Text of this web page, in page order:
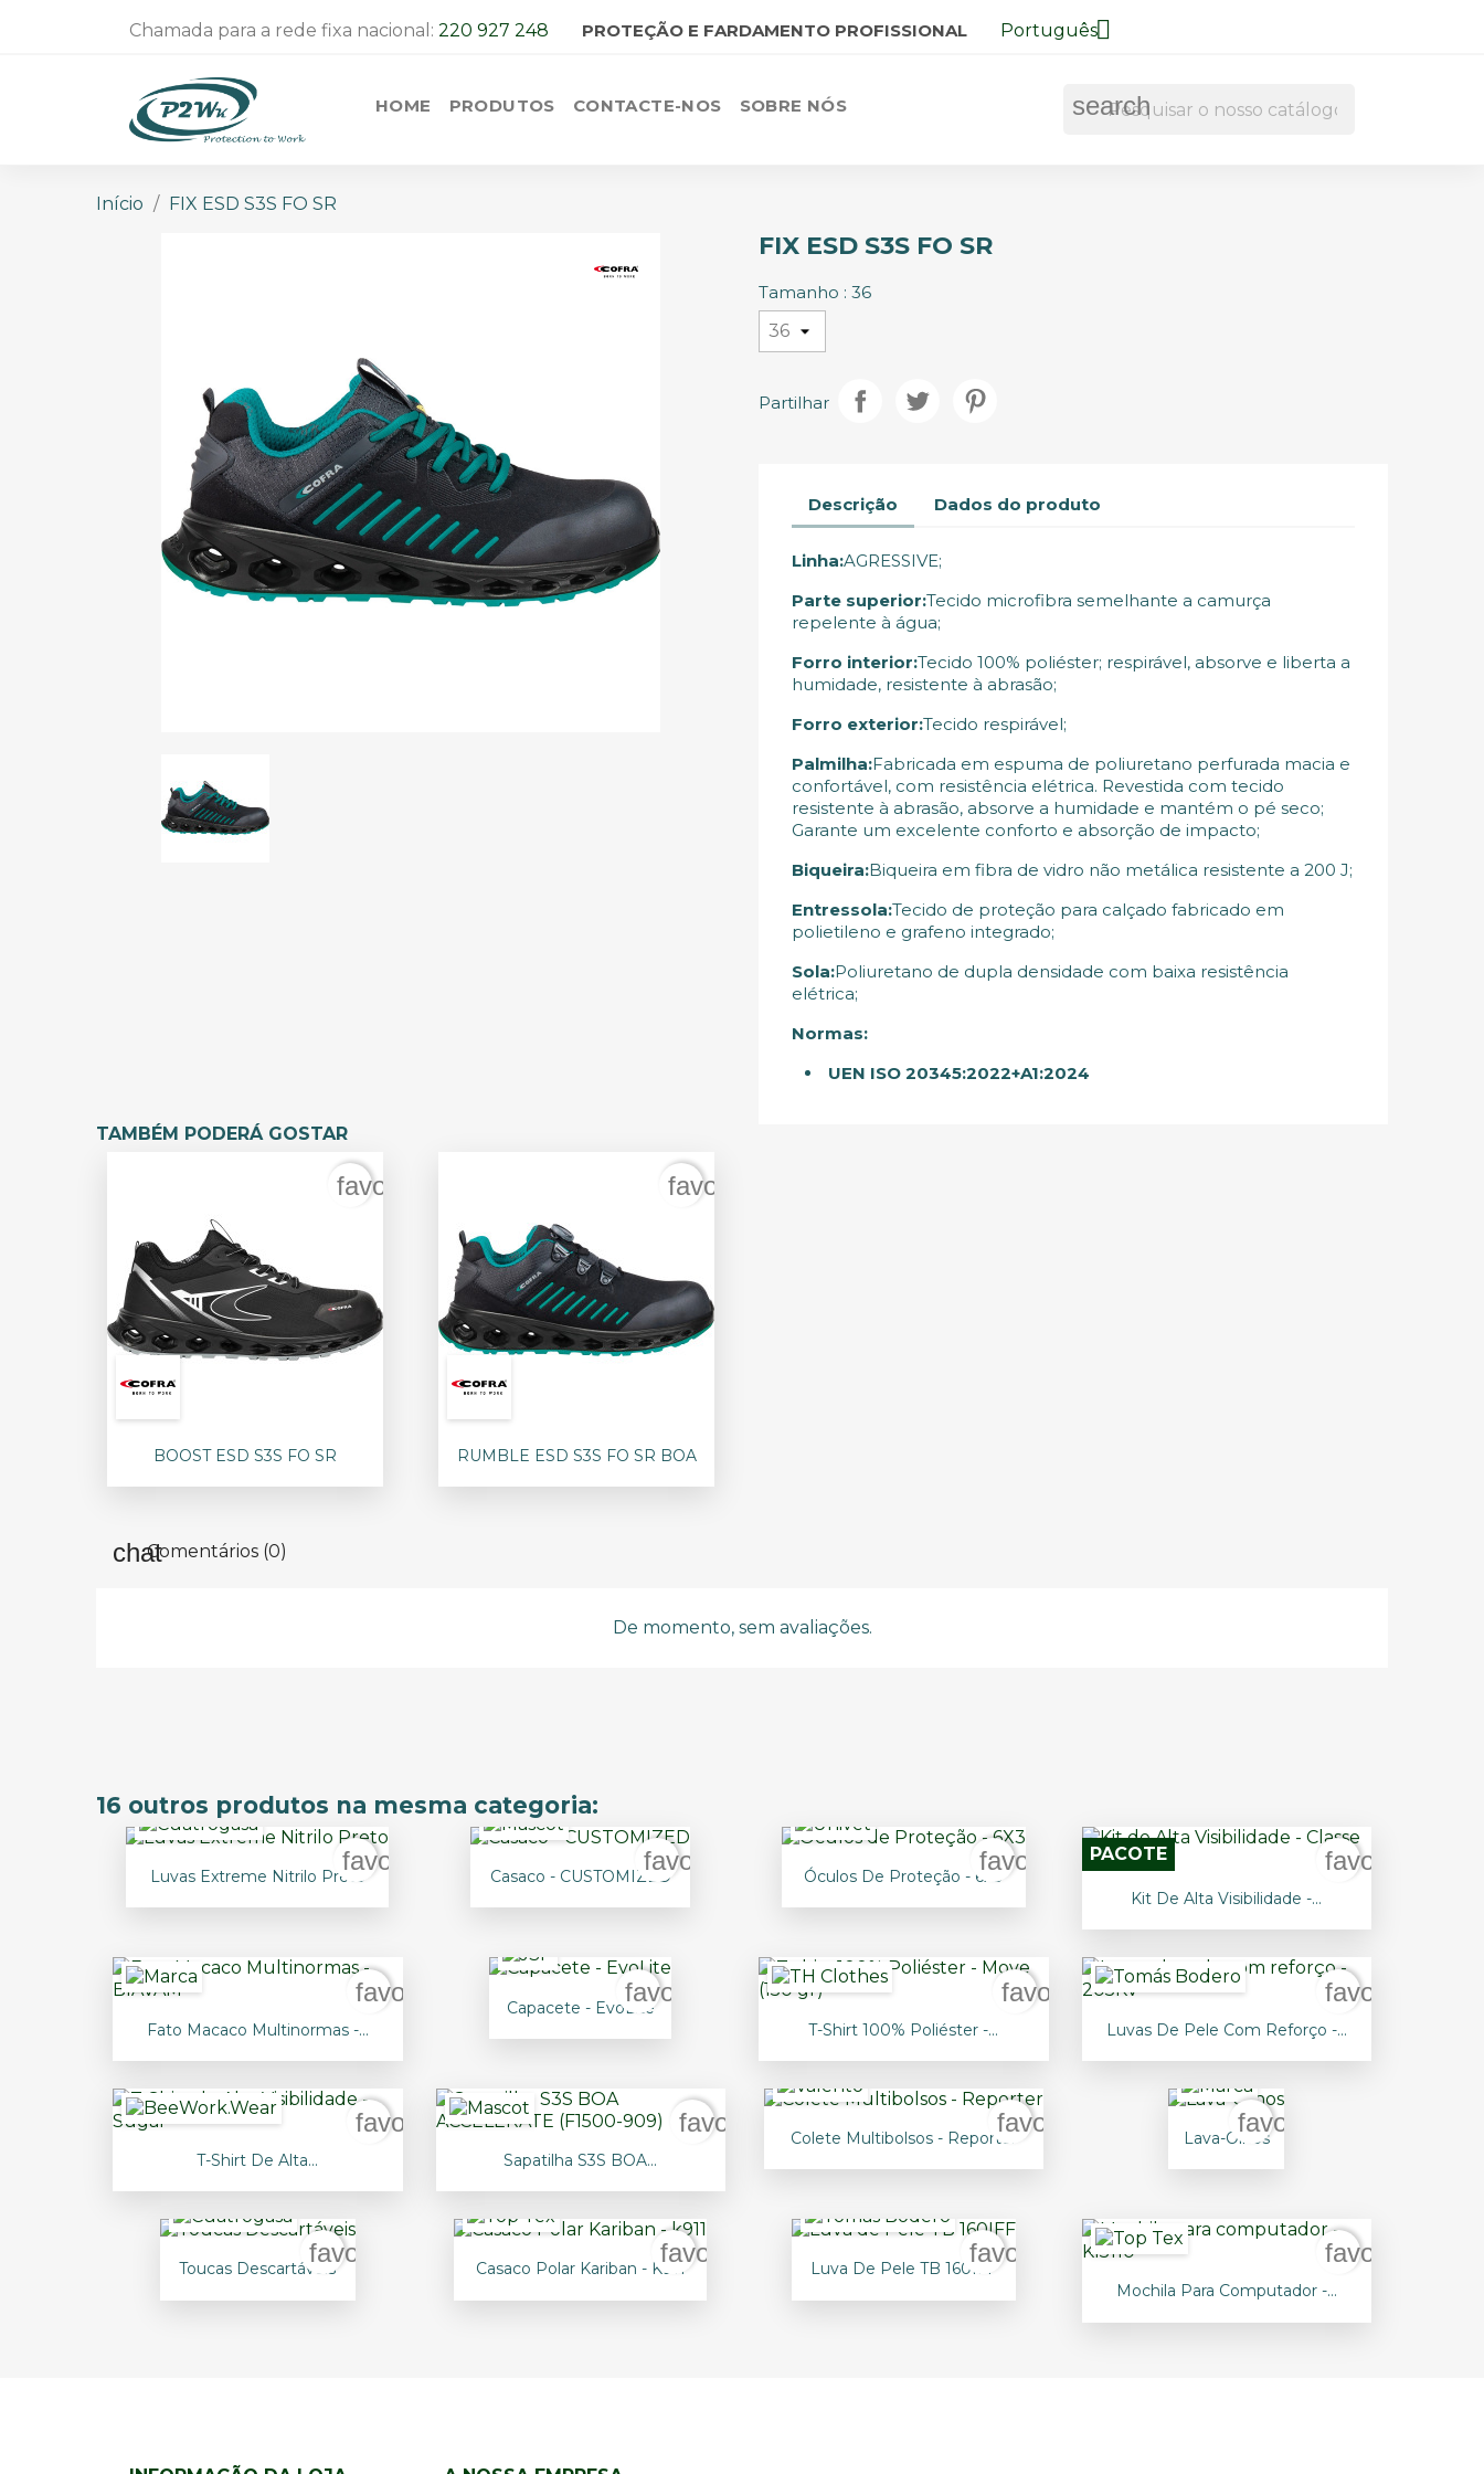
Chamada para a rede fixa nacional: 220 927 248 PROTEÇÃO E FARDAMENTO PROFISSIONAL Português
HOME PRODUTOS CONTACTE-NOS SOBRE NÓS search
Início FIX ESD S3S FO SR
FIX ESD S3S FO SR
Tamanho : 36
Partilhar
Descrição Dados do produto
Linha:AGRESSIVE;
Parte superior:Tecido microfibra semelhante a camurça
repelente à água;
Forro interior:Tecido 100% poliéster; respirável, absorve e liberta a
humidade, resistente à abrasão;
Forro exterior:Tecido respirável;
Palmilha:Fabricada em espuma de poliuretano perfurada macia e
confortável, com resistência elétrica. Revestida com tecido
resistente à abrasão, absorve a humidade e mantém o pé seco;
Garante um excelente conforto e absorção de impacto;
Biqueira:Biqueira em fibra de vidro não metálica resistente a 200 J;
Entressola:Tecido de proteção para calçado fabricado em
polietileno e grafeno integrado;
Sola:Poliuretano de dupla densidade com baixa resistência
elétrica;
Normas:
UEN ISO 20345:2022+A1:2024
TAMBÉM PODERÁ GOSTAR
 Vista rápida
BOOST ESD S3S FO SR
favorite_border
 Vista rápida
RUMBLE ESD S3S FO SR BOA
favorite_border
Comentários (0)
De momento, sem avaliações.
16 outros produtos na mesma categoria:
 Vista rápida
Luvas Extreme Nitrilo Preto
favorite_border  Vista rápida
+3
Casaco - CUSTOMIZED
favorite_border  Vista rápida
Óculos De Proteção - 6X3
favorite_border
 Vista rápida
Kit De Alta Visibilidade -...
PACOTE
 Vista rápida
Fato Macaco Multinormas -...
favorite_border Vista rápida
Capacete - EvoLite
favorite_border
 Vista rápida
+5
T-Shirt 100% Poliéster -...
favorite_border
 Vista rápida
Luvas De Pele Com Reforço -...
 Vista rápida
T-Shirt De Alta...
favorite_border
 Vista rápida
Sapatilha S3S BOA...
favorite_border  Vista rápida
Colete Multibolsos - Reporter
favorite_border  Vista
Lava-Olhos
favorite_border
 Vista rápida
Toucas Descartáveis
favorite_border  Vista rápida
Casaco Polar Kariban - K911
favorite_border  Vista rápida
Luva De Pele TB 160IFF
favorite_border

Vista rápida
Mochila Para Computador -...